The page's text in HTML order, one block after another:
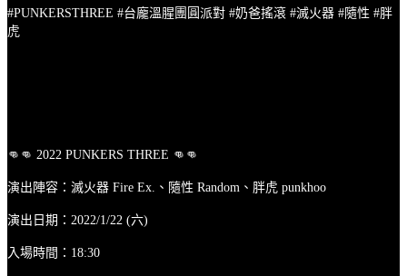
#PUNKERSTHREE #台龐溫腥團圓派對 #奶爸搖滾 #滅火器 #隨性 #胖
虎
👊👊 2022 PUNKERS THREE 👊👊
演出陣容：滅火器 Fire Ex.、隨性 Random、胖虎 punkhoo
演出日期：2022/1/22 (六)
入場時間：18:30